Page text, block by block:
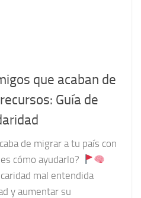
que acaban de
Guía de
de migrar a tu país con
cómo ayudarlo?
mal entendida
y aumentar su